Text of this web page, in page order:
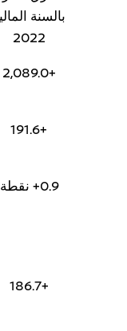
بالسنة
2022
+2,089.0
+191.6
0.9+ نقطة
+186.7